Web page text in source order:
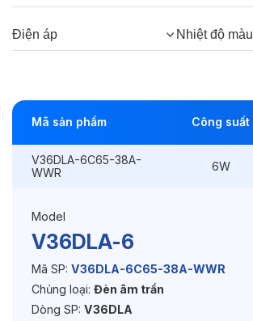
Thông số Điện & Lắp đặt
Điều hướng:
Có chỉnh hướng
Kích thướcØ50xH80mm
Điện áp: 220VAC, 50Hz
Độ bền & tùy chọn mở rộng
Điện áp Nhiệt độ màu
Mã sản phẩm Công suất
V36DLA-6C65-38A-
WWR
6W
Model
V36DLA-6
Mã SP: V36DLA-6C65-38A-WWR
Chủng loại: Đèn âm trần
Dòng SP: V36DLA